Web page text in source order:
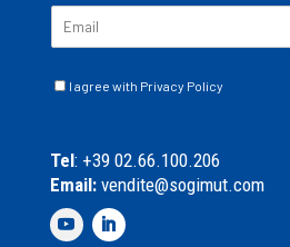
C
l
e
d
I agree with Privacy Policy
Tel: +39 02.66.100.206
Email:vendite@sogimut.com